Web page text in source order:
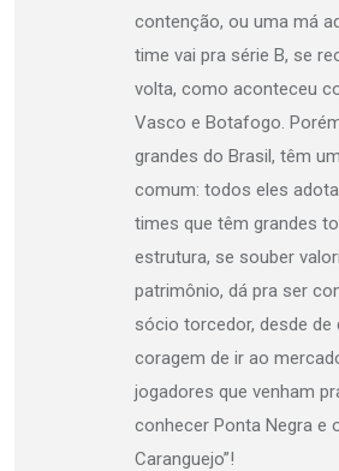
contenção, ou uma má
time vai pra série B, se
volta, como aconteceu
Vasco e Botafogo.
grandes do Brasil, têm
comum: todos eles
times que têm grandes
estrutura, se souber
patrimônio, dá pra ser
sócio torcedor, desde de
coragem de ir ao
jogadores que venham
conhecer Ponta Negra e
Caranguejo”!